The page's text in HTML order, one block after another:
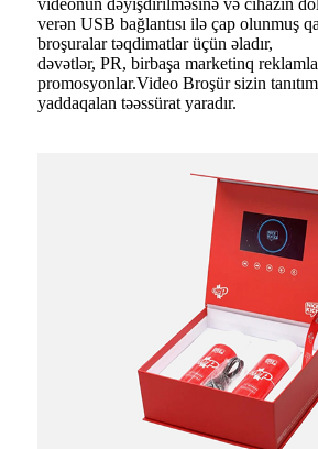
videonun dəyişdirilməsinə və cihazın
verən USB bağlantısı ilə çap olunmuş
broşuralar təqdimatlar üçün əladır,
dəvətlər, PR, birbaşa marketinq
promosyonlar.Video Broşür sizin
yaddaqalan təəssürat yaradır.